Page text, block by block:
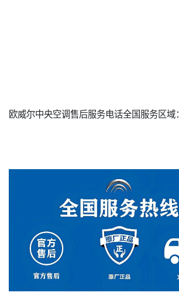
欧威尔中央空调售后服务电话全国服务区域：